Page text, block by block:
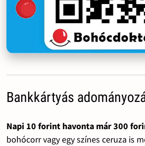
Bankkártyás
Napi 10 forint havonta már 300
bohócorr vagy egy színes ceruza is